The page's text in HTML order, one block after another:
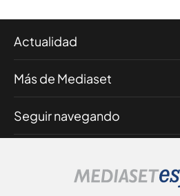
Actualidad
Más de Mediaset
Seguir navegando